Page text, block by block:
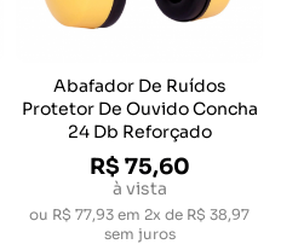
Abafador De Ruídos
Protetor De Ouvido Concha
24 Db Reforçado
R$ 75,60
à vista
ou R$ 77,93 em 2x de R$ 38,97
sem juros